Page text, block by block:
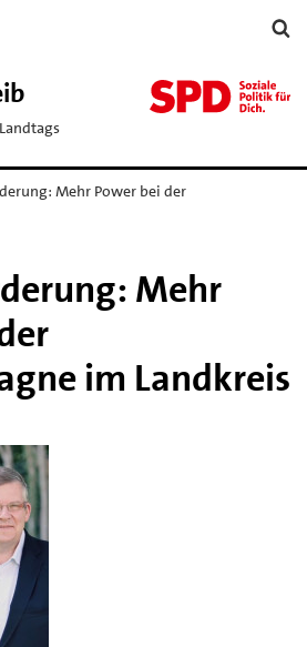
Mehr Power bei der
Mehr
im Landkreis